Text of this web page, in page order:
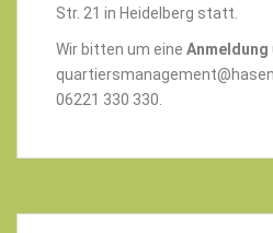
Str. 21 in Heidelberg statt.
Wir bitten um eine Anmeldung
06221 330 330.